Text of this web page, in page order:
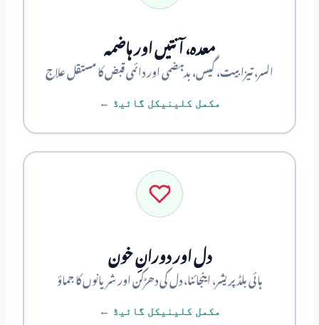
معدہ، آنتیں اور ہاضمہ
السر، تیزابیت، گیس، بدہضمی اور دائمی قبض کا مستقل علاج
مکمل کلینیکل گائیڈ ←
دل اور دورانِ خون
ہائی بلڈ پریشر، اینجائنا، دل کی دھڑکن اور شریانوں کا جماؤ
مکمل کلینیکل گائیڈ ←